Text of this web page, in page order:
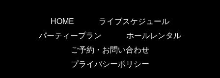
HOME
ライブスケジュール
パーティープラン
ホールレンタル
ご予約・お問い合わせ
プライバシーポリシー